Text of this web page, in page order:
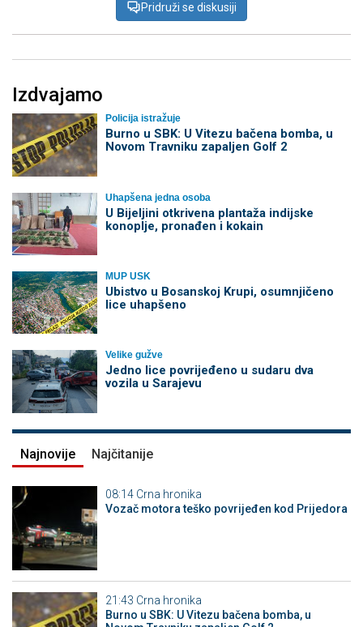
Pridruži se diskusiji
Izdvajamo
Policija istražuje
Burno u SBK: U Vitezu bačena bomba, u
Novom Travniku zapaljen Golf 2
Uhapšena jedna osoba
​U Bijeljini otkrivena plantaža indijske
konoplje, pronađen i kokain
MUP USK
Ubistvo u Bosanskoj Krupi, osumnjičeno
lice uhapšeno
Velike gužve
Јedno lice povrijeđeno u sudaru dva
vozila u Sarajevu
Najnovije Najčitanije
08:14 Crna hronika
Vozač motora teško povrijeđen kod Prijedora
21:43 Crna hronika
Burno u SBK: U Vitezu bačena bomba, u